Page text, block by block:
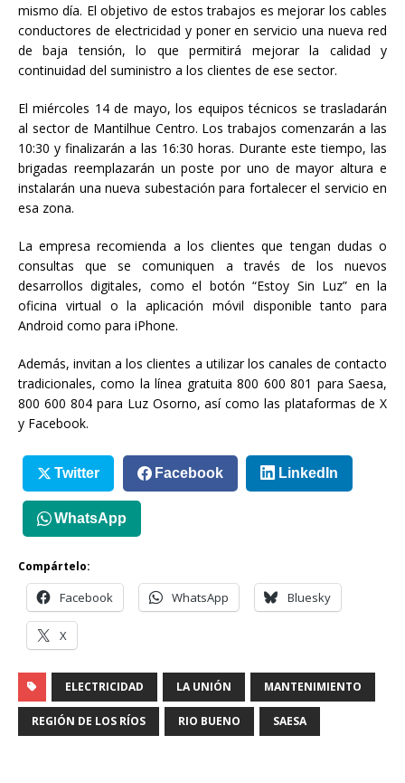
mismo día. El objetivo de estos trabajos es mejorar los cables
conductores de electricidad y poner en servicio una nueva red
de baja tensión, lo que permitirá mejorar la calidad y
continuidad del suministro a los clientes de ese sector.
El miércoles 14 de mayo, los equipos técnicos se trasladarán
al sector de Mantilhue Centro. Los trabajos comenzarán a las
10:30 y finalizarán a las 16:30 horas. Durante este tiempo, las
brigadas reemplazarán un poste por uno de mayor altura e
instalarán una nueva subestación para fortalecer el servicio en
esa zona.
La empresa recomienda a los clientes que tengan dudas o
consultas que se comuniquen a través de los nuevos
desarrollos digitales, como el botón “Estoy Sin Luz” en la
oficina virtual o la aplicación móvil disponible tanto para
Android como para iPhone.
Además, invitan a los clientes a utilizar los canales de contacto
tradicionales, como la línea gratuita 800 600 801 para Saesa,
800 600 804 para Luz Osorno, así como las plataformas de X
y Facebook.
Twitter Facebook LinkedIn
WhatsApp
Compártelo:
Facebook WhatsApp Bluesky
X
ELECTRICIDAD LA UNIÓN MANTENIMIENTO
REGIÓN DE LOS RÍOS RIO BUENO SAESA